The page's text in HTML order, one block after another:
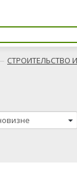
СТРОИТЕЛЬСТВО